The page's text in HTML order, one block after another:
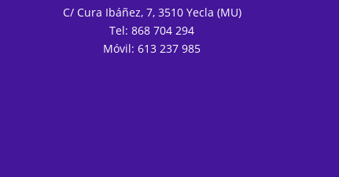
C/ Cura Ibáñez, 7, 3510 Yecla (MU)
Tel: 868 704 294
Móvil: 613 237 985